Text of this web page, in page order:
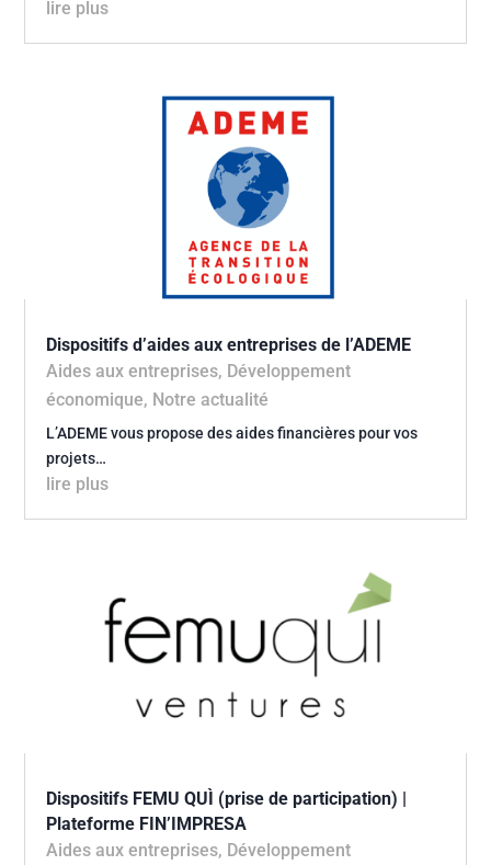
lire plus
Dispositifs d’aides aux entreprises de l’ADEME
Aides aux entreprises, Développement
économique, Notre actualité
L’ADEME vous propose des aides financières pour vos
projets…
lire plus
Dispositifs FEMU QUÌ (prise de participation) |
Plateforme FIN’IMPRESA
Aides aux entreprises, Développement